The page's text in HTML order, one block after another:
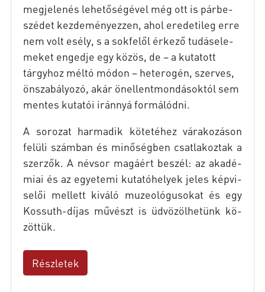
meg­je­le­nés le­he­tő­sé­gé­vel még ott is pár­be­
szé­det kez­de­mé­nyez­zen, ahol ere­de­ti­leg erre
nem volt esély, s a sok­fe­lől ér­ke­ző tu­dás­ele­
me­ket en­ged­je egy kö­zös, de – a ku­ta­tott
tárgy­hoz mél­tó mó­don – he­te­ro­gén, szer­ves,
ön­sza­bá­lyo­zó, akár ön­el­lent­mon­dá­sok­tól sem
men­tes ku­ta­tói iránnyá for­má­lód­ni.
A so­ro­zat har­ma­dik kö­te­té­hez vá­ra­ko­zá­son
fe­lü­li szám­ban és mi­nő­ség­ben csat­la­koz­tak a
szer­zők. A név­sor ma­gá­ért be­szél: az aka­dé­
mi­ai és az egye­te­mi ku­ta­tó­he­lyek je­les kép­vi­
se­lői mel­lett ki­vá­ló mu­zeo­ló­gu­so­kat és egy
Kossuth-díjas mű­vészt is üd­vö­zöl­he­tünk kö­
zöt­tük.
Részletek